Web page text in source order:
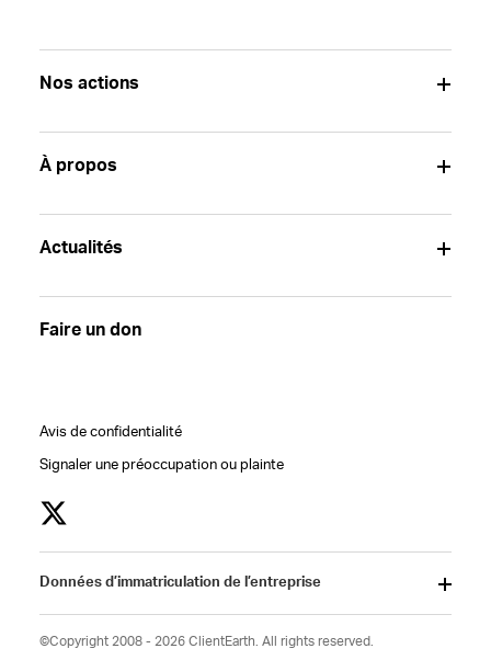
Nos actions
À propos
Actualités
Faire un don
Avis de confidentialité
Signaler une préoccupation ou plainte
Données d’immatriculation de l’entreprise
©Copyright 2008 - 2026 ClientEarth. All rights reserved.